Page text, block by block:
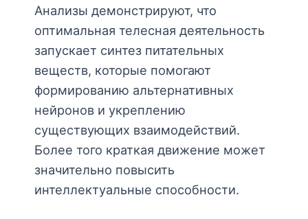
Анализы демонстрируют, что
оптимальная телесная деятельность
запускает синтез питательных
веществ, которые помогают
формированию альтернативных
нейронов и укреплению
существующих взаимодействий.
Более того краткая движение может
значительно повысить
интеллектуальные способности.